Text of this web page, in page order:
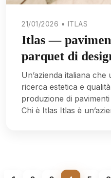
21/01/2026 • ITLAS
Itlas —
parquet di
Un’azienda italiana che
ricerca estetica e
produzione di
Chi è Itlas Itlas è